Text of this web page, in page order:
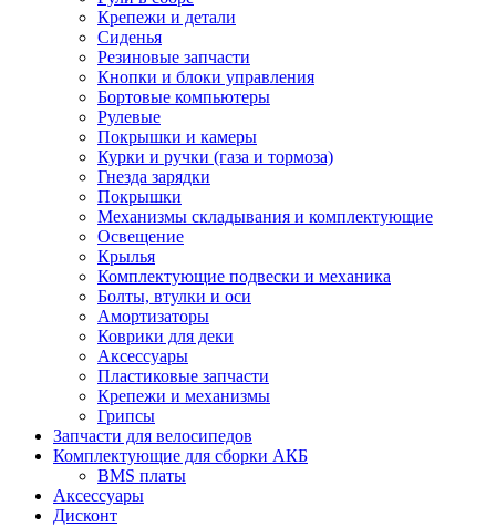
Крепежи и детали
Сиденья
Резиновые запчасти
Кнопки и блоки управления
Бортовые компьютеры
Рулевые
Покрышки и камеры
Курки и ручки (газа и тормоза)
Гнезда зарядки
Покрышки
Механизмы складывания и комплектующие
Освещение
Крылья
Комплектующие подвески и механика
Болты, втулки и оси
Амортизаторы
Коврики для деки
Аксессуары
Пластиковые запчасти
Крепежи и механизмы
Грипсы
Запчасти для велосипедов
Комплектующие для сборки АКБ
BMS платы
Аксессуары
Дисконт